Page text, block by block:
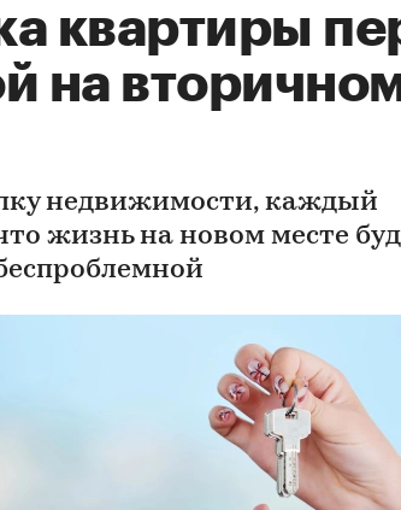
квартиры
на
недвижимости, каждый
жизнь на новом месте